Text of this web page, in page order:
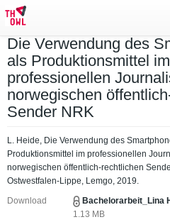
Die Verwendung des
als Produktionsmittel im
professionellen
norwegischen
Sender NRK
L. Heide, Die Verwendung des
Produktionsmittel im professionellen
norwegischen öffentlich-rechtlichen
Ostwestfalen-Lippe, Lemgo, 2019.
Download
Bachelorarbeit_Lina
1.13 MB